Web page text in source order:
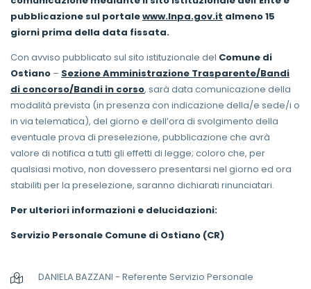
pubblicazione sul portalewww.Inpa.gov.it almeno 15
giorni prima della data fissata.
Con avviso pubblicato sul sito istituzionale del Comune di
Ostiano – Sezione Amministrazione Trasparente/Bandi
di concorso/Bandi in corso, sarà data comunicazione della
modalità prevista (in presenza con indicazione della/e sede/i o
in via telematica), del giorno e dell’ora di svolgimento della
eventuale prova di preselezione, pubblicazione che avrà
valore di notifica a tutti gli effetti di legge; coloro che, per
qualsiasi motivo, non dovessero presentarsi nel giorno ed ora
stabiliti per la preselezione, saranno dichiarati rinunciatari.
Per ulteriori informazioni e delucidazioni:
Servizio Personale Comune di Ostiano (CR)
DANIELA BAZZANI - Referente Servizio Personale